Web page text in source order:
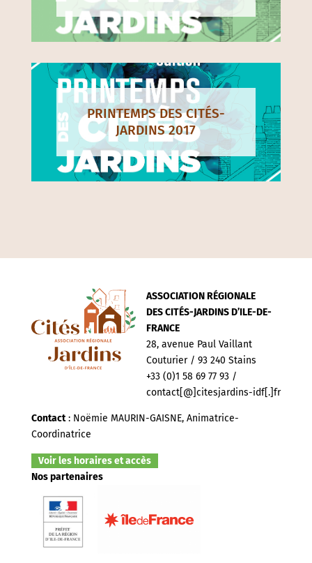
PRINTEMPS DES CITÉS-
JARDINS 2017
ASSOCIATION RÉGIONALE
DES CITÉS-JARDINS D’ILE-DE-
FRANCE
28, avenue Paul Vaillant
Couturier / 93 240 Stains
+33 (0)1 58 69 77 93 /
contact[@]citesjardins-idf[.]fr
Contact: Noëmie MAURIN-GAISNE, Animatrice-
Coordinatrice
Voir les horaires et accès
Nos partenaires